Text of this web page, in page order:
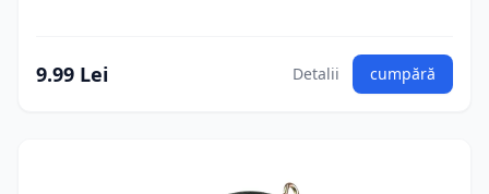
9.99 Lei Detalii cumpără